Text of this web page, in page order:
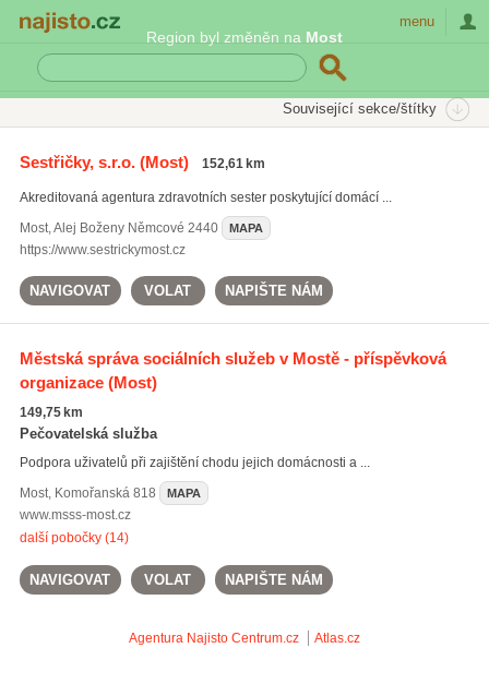
Region byl změněn na Most
menu
Související sekce/štítky
Domácí asistenti a ošetřovatelé
Sestřičky, s.r.o.(Most) 152,61 km
Akreditovaná agentura zdravotních sester poskytující domácí ...
Most,Alej Boženy Němcové 2440 MAPA
https://www.sestrickymost.cz
NAVIGOVAT VOLAT NAPIŠTE NÁM
Městská správa sociálních služeb v Mostě - příspěvková
organizace(Most)
149,75 km
Pečovatelská služba
Podpora uživatelů při zajištění chodu jejich domácnosti a ...
Most, Komořanská 818 MAPA
www.msss-most.cz
další pobočky (14)
NAVIGOVAT VOLAT NAPIŠTE NÁM
Agentura Najisto Centrum.cz Atlas.cz